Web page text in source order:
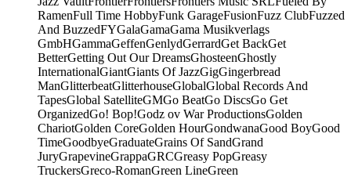
RamenFull Time HobbyFunk GarageFusionFuzz ClubFuzzed
And BuzzedFYGalaGamaGama Musikverlags
GmbHGammaGeffenGenlydGerrardGet BackGet
BetterGetting Out Our DreamsGhosteenGhostly
InternationalGiantGiants Of JazzGigGingerbread
ManGlitterbeatGlitterhouseGlobalGlobal Records And
TapesGlobal SatelliteGMGo BeatGo DiscsGo Get
OrganizedGo! Bop!Godz ov War ProductionsGolden
ChariotGolden CoreGolden HourGondwanaGood BoyGood
TimeGoodbyeGraduateGrains Of SandGrand
JuryGrapevineGrappaGRCGreasy PopGreasy
TruckersGreco-RomanGreen LineGreen